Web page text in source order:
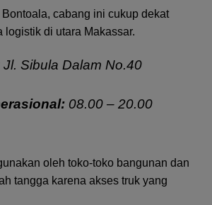
cabang ini cukup dekat
logistik di utara Makassar.
Jl. Sibula Dalam No.40
08.00 – 20.00
oleh toko-toko bangunan dan
tangga karena akses truk yang